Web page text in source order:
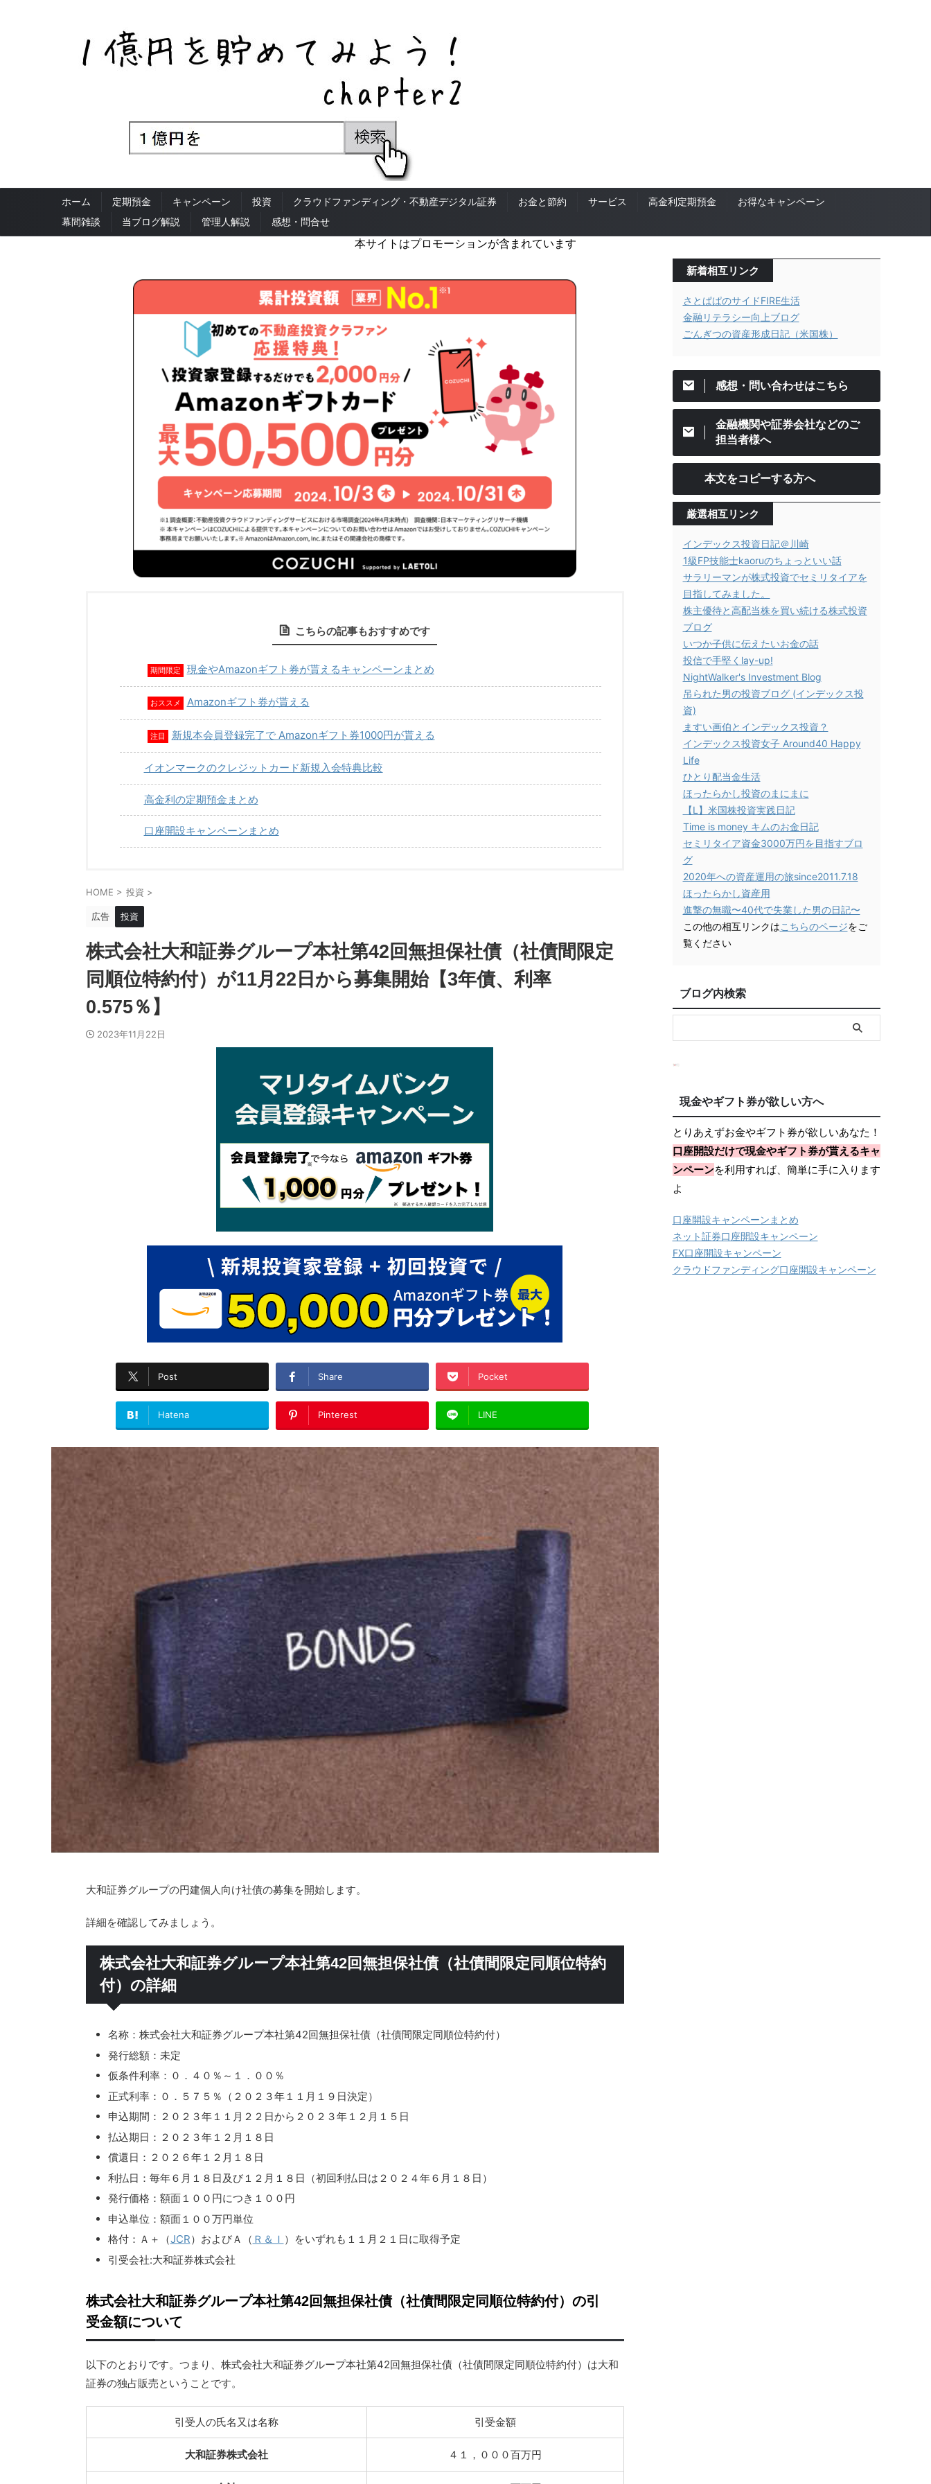
ホーム 定期預金 キャンペーン 投資 クラウドファンディング・不動産デジタル証券 お金と節約 サービス 高金利定期預金
お得なキャンペーン
幕間雑談
当ブログ解説 管理人解説 感想・問合せ
本サイトはプロモーションが含まれています
こちらの記事もおすすめです
期間限定 現金やAmazonギフト券が貰えるキャンペーンまとめ
おススメ Amazonギフト券が貰える
注目 新規本会員登録完了で Amazonギフト券1000円が貰える
イオンマークのクレジットカード新規入会特典比較
高金利の定期預金まとめ
口座開設キャンペーンまとめ
HOME > 投資 >
広告 投資
株式会社大和証券グループ本社第42回無担保社債（社債間限定
同順位特約付）が11月22日から募集開始【3年債、利率
0.575％】
2023年11月22日
Post Share Pocket
Hatena Pinterest LINE
大和証券グループの円建個人向け社債の募集を開始します。
詳細を確認してみましょう。
株式会社大和証券グループ本社第42回無担保社債（社債間限定同順位特約
付）の詳細
名称：株式会社大和証券グループ本社第42回無担保社債（社債間限定同順位特約付）
発行総額：未定
仮条件利率：０．４０％～１．００％
正式利率：０．５７５％（２０２３年１１月１９日決定）
申込期間：２０２３年１１月２２日から２０２３年１２月１５日
払込期日：２０２３年１２月１８日
償還日：２０２６年１２月１８日
利払日：毎年６月１８日及び１２月１８日（初回利払日は２０２４年６月１８日）
発行価格：額面１００円につき１００円
申込単位：額面１００万円単位
格付：Ａ＋（JCR）およびＡ（ Ｒ＆Ｉ ）をいずれも１１月２１日に取得予定
引受会社:大和証券株式会社
株式会社大和証券グループ本社第42回無担保社債（社債間限定同順位特約付）の引
受金額について
以下のとおりです。つまり、株式会社大和証券グループ本社第42回無担保社債（社債間限定同順位特約付）は大和
証券の独占販売ということです。
引受人の氏名又は名称 引受金額
大和証券株式会社 ４１，０００百万円
新着相互リンク
さとぱぱのサイドFIRE生活
金融リテラシー向上ブログ
ごんぎつの資産形成日記（米国株）
感想・問い合わせはこちら
金融機関や証券会社などのご
担当者様へ
本文をコピーする方へ
厳選相互リンク
インデックス投資日記＠川崎
1級FP技能士kaoruのちょっといい話
サラリーマンが株式投資でセミリタイアを
目指してみました。
株主優待と高配当株を買い続ける株式投資
ブログ
いつか子供に伝えたいお金の話
投信で手堅くlay-up!
NightWalker's Investment Blog
吊られた男の投資ブログ (インデックス投
資)
ますい画伯とインデックス投資？
インデックス投資女子 Around40 Happy
Life
ひとり配当金生活
ほったらかし投資のまにまに
【L】米国株投資実践日記
Time is money キムのお金日記
セミリタイア資金3000万円を目指すブロ
グ
2020年への資産運用の旅since2011.7.18
ほったらかし資産用
進撃の無職〜40代で失業した男の日記〜
この他の相互リンクはこちらのページをご
覧ください
ブログ内検索
現金やギフト券が欲しい方へ
とりあえずお金やギフト券が欲しいあなた！
口座開設だけで現金やギフト券が貰えるキャ
ンペーンを利用すれば、簡単に手に入ります
よ
口座開設キャンペーンまとめ
ネット証券口座開設キャンペーン
FX口座開設キャンペーン
クラウドファンディング口座開設キャンペーン